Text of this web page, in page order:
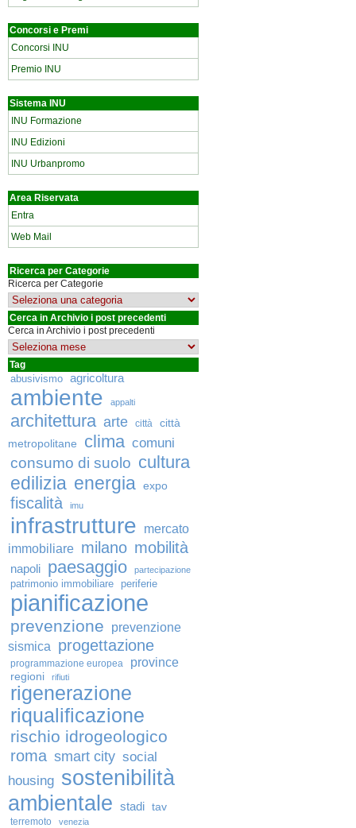
Concorsi e Premi
Concorsi INU
Premio INU
Sistema INU
INU Formazione
INU Edizioni
INU Urbanpromo
Area Riservata
Entra
Web Mail
Ricerca per Categorie
Ricerca per Categorie
Cerca in Archivio i post precedenti
Cerca in Archivio i post precedenti
Tag
abusivismo agricoltura
ambiente appalti
architettura arte città
città
metropolitane
clima comuni
consumo di suolo cultura
edilizia energia expo
fiscalità imu
infrastrutture
mercato
immobiliare milano mobilità
napoli paesaggio partecipazione
patrimonio immobiliare periferie
pianificazione
prevenzione
prevenzione
sismica
progettazione
programmazione europea province
regioni rifiuti
rigenerazione
riqualificazione
rischio idrogeologico
roma smart city social
housing sostenibilità
ambientale stadi tav
terremoto venezia